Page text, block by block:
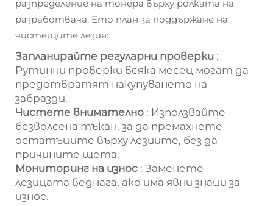
разпределение на тонера върху ролката на
разработвача. Ето план за поддържане на
чистещите лезия:
Запланирайте регуларни проверки :
Рутинни проверки всяка месец могат да
предотвратят накупуването на
забразди.
Чистете внимателно : Използвайте
безволсена тъкан, за да премахнете
остатъците върху лезиите, без да
причините щета.
Мониторинг на износ : Заменете
лезицата веднага, ако има явни знаци за
износ.